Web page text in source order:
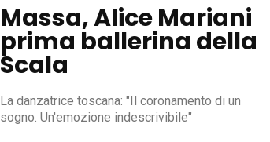
Massa, Alice Mariani
prima ballerina della
Scala
La danzatrice toscana: "Il coronamento di un
sogno. Un'emozione indescrivibile"